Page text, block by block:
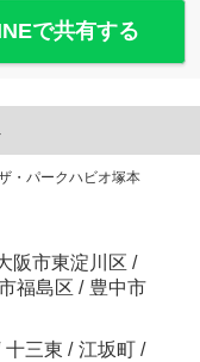
で共有する
・パークハビオ塚本
阪市東淀川区 /
福島区 / 豊中市
十三東 / 江坂町 /